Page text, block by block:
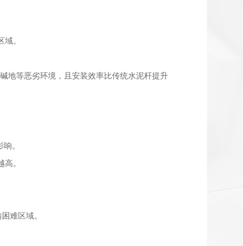
。
地等恶劣环境，且安装效率比传统水泥杆提升
。
。
难区域。